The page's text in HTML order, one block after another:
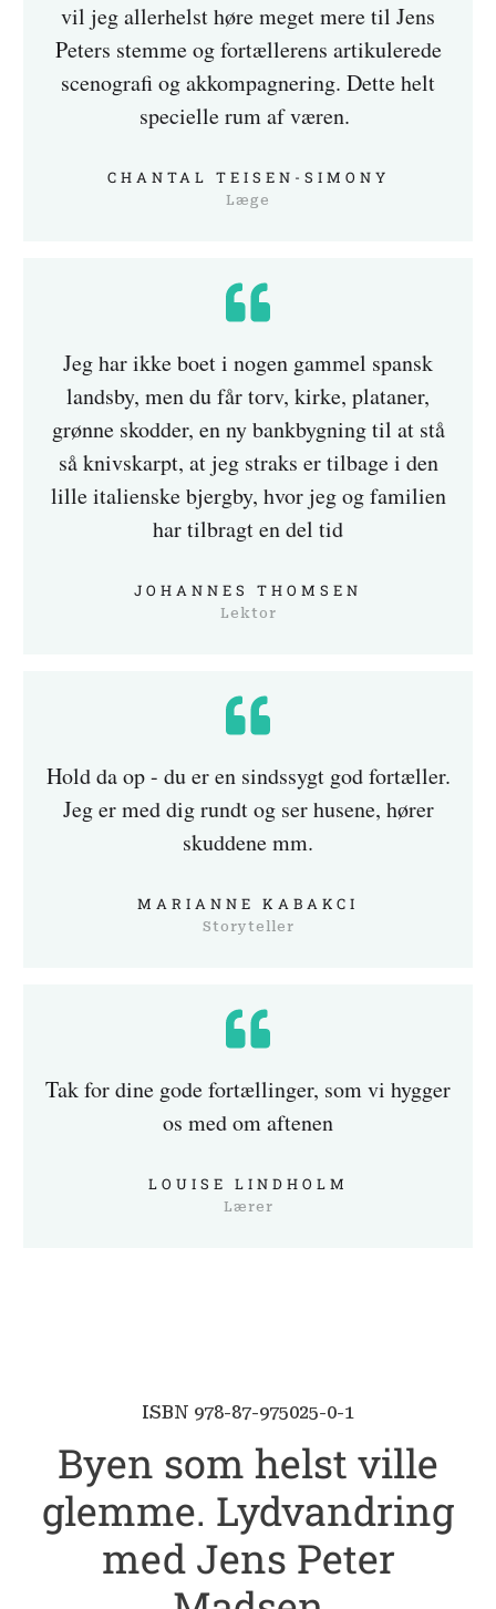
vil jeg allerhelst høre meget mere til Jens
Peters stemme og fortællerens artikulerede
scenografi og akkompagnering. Dette helt
specielle rum af væren.
CHANTAL TEISEN-SIMONY
Læge
Jeg har ikke boet i nogen gammel spansk
landsby, men du får torv, kirke, plataner,
grønne skodder, en ny bankbygning til at stå
så knivskarpt, at jeg straks er tilbage i den
lille italienske bjergby, hvor jeg og familien
har tilbragt en del tid
JOHANNES THOMSEN
Lektor
Hold da op - du er en sindssygt god fortæller.
Jeg er med dig rundt og ser husene, hører
skuddene mm.
MARIANNE KABAKCI
Storyteller
Tak for dine gode fortællinger, som vi hygger
os med om aftenen
LOUISE LINDHOLM
Lærer
ISBN 978-87-975025-0-1
Byen som helst ville
glemme. Lydvandring
med Jens Peter